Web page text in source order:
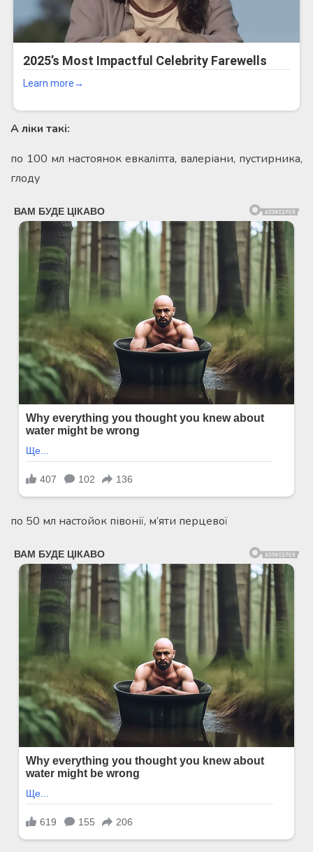
А ліки такі:
по 100 мл настоянок евкаліпта, валеріани, пустирника,
глоду
по 50 мл настойок півонії, м’яти перцевої